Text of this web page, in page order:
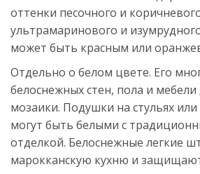
оттенки песочного и
ультрамаринового и
может быть красным или
Отдельно о белом цвете. Его
белоснежных стен, пола и
мозаики. Подушки на стульях
могут быть белыми с
отделкой. Белоснежные легкие
марокканскую кухню и